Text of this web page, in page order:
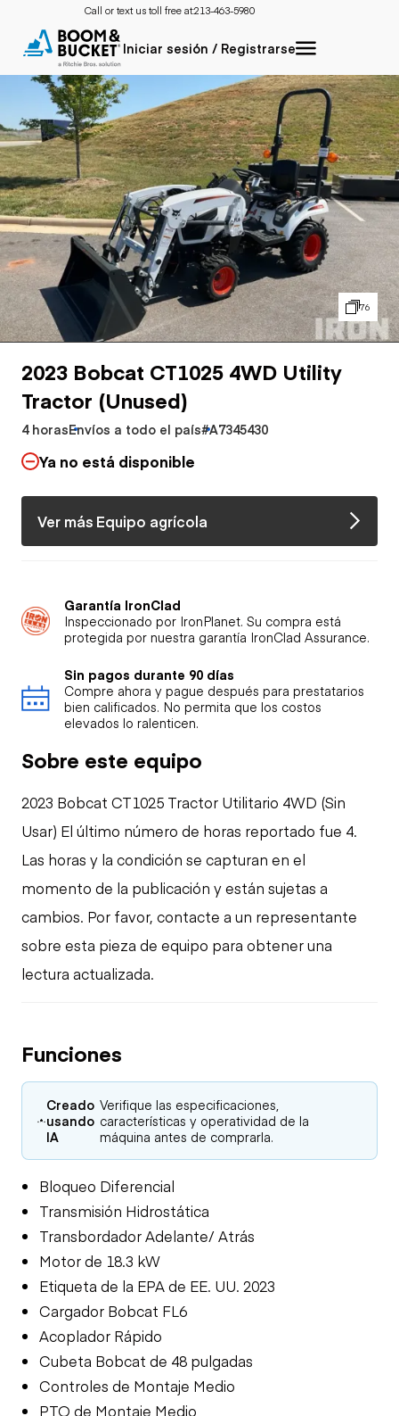
Call or text us toll free at:213-463-5980
Iniciar sesión / Registrarse
76
2023 Bobcat CT1025 4WD Utility
Tractor (Unused)
4 horasEnvíos a todo el país#A7345430
Ya no está disponible
Ver más Equipo agrícola
Garantía IronClad
Inspeccionado por IronPlanet. Su compra está
protegida por nuestra garantía IronClad Assurance.
Sin pagos durante 90 días
Compre ahora y pague después para prestatarios
bien calificados. No permita que los costos
elevados lo ralenticen.
Sobre este equipo
2023 Bobcat CT1025 Tractor Utilitario 4WD (Sin
Usar) El último número de horas reportado fue 4.
Las horas y la condición se capturan en el
momento de la publicación y están sujetas a
cambios. Por favor, contacte a un representante
sobre esta pieza de equipo para obtener una
lectura actualizada.
Funciones
Creado
usando
IA
Verifique las especificaciones,
características y operatividad de la
máquina antes de comprarla.
Bloqueo Diferencial
Transmisión Hidrostática
Transbordador Adelante/ Atrás
Motor de 18.3 kW
Etiqueta de la EPA de EE. UU. 2023
Cargador Bobcat FL6
Acoplador Rápido
Cubeta Bobcat de 48 pulgadas
Controles de Montaje Medio
PTO de Montaje Medio